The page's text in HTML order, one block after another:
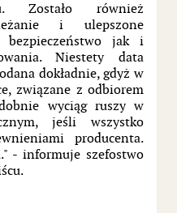
Zostało również
i ulepszone
jak i
Niestety data
dokładnie, gdyż w
związane z odbiorem
wyciąg ruszy w
jeśli wszystko
producenta.
- informuje szefostwo